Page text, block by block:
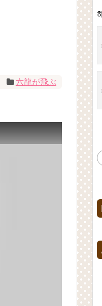
六龍が飛ぶ